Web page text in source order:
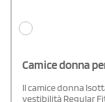
Camice donna
Il camice donna
vestibilità Regular